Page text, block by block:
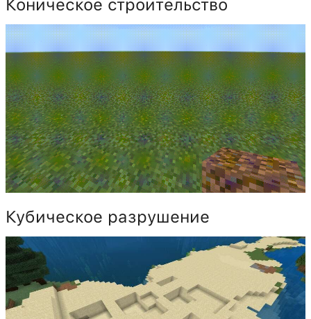
Коническое строительство
Кубическое разрушение